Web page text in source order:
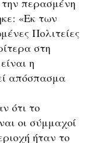
περασμένη
«Εκ των
Πολιτείες
στη
η
απόσπασμα
ότι το
οι σύμμαχοί
ήταν το